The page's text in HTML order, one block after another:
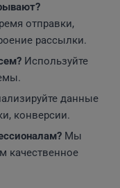
отправки,
рассылки.
Используйте
данные
конверсии.
Мы
качественное